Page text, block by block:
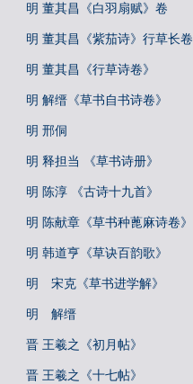
明 董其昌《白羽扇赋》卷
明 董其昌《紫茄诗》行草长卷
明 董其昌《行草诗卷》
明 解缙《草书自书诗卷》
明 邢侗
明 释担当 《草书诗册》
明 陈淳 《古诗十九首》
明 陈献章《草书种蓖麻诗卷》
明 韩道亨《草诀百韵歌》
明 宋克《草书进学解》
明 解缙
晋 王羲之《初月帖》
晋 王羲之《十七帖》